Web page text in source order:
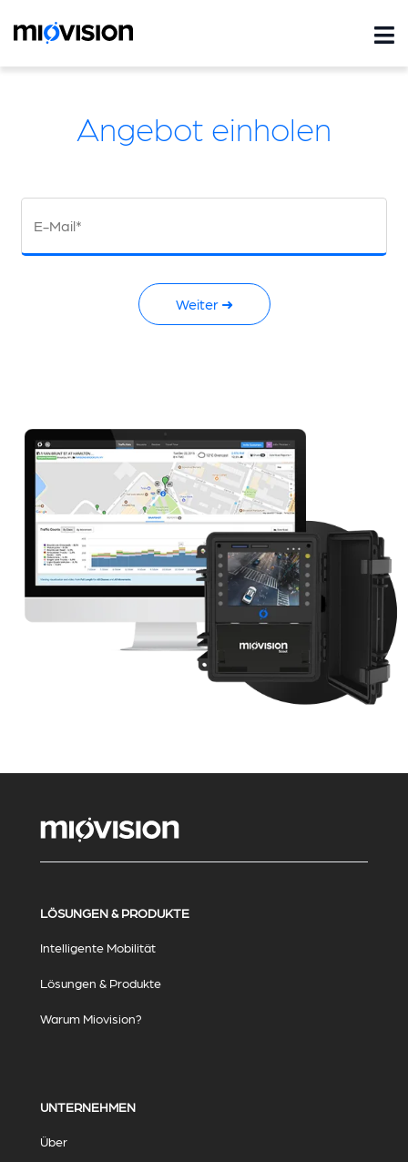
Angebot einholen
E-Mail*
Weiter ➜
LÖSUNGEN & PRODUKTE
Intelligente Mobilität
Lösungen & Produkte
Warum Miovision?
UNTERNEHMEN
Über